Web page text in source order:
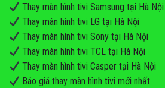
Thay màn hình tivi Samsung tại Hà Nội
Thay màn hình tivi LG tại Hà Nội
Thay màn hình tivi Sony tại Hà Nội
Thay màn hình tivi TCL tại Hà Nội
Thay màn hình tivi Casper tại Hà Nội
Báo giá thay màn hình tivi mới nhất